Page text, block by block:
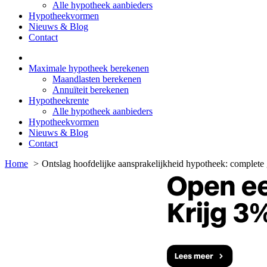
Alle hypotheek aanbieders
Hypotheekvormen
Nieuws & Blog
Contact
Maximale hypotheek berekenen
Maandlasten berekenen
Annuïteit berekenen
Hypotheekrente
Alle hypotheek aanbieders
Hypotheekvormen
Nieuws & Blog
Contact
Home
Ontslag hoofdelijke aansprakelijkheid hypotheek: complete